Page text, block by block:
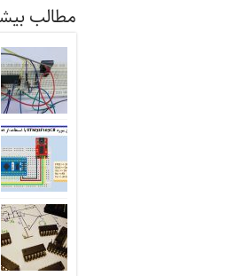
مطالب